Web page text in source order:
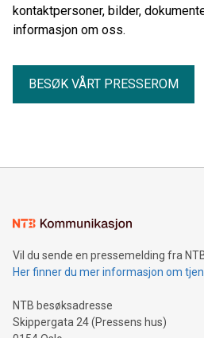
kontaktpersoner, bilder,
informasjon om oss.
BESØK VÅRT PRESSEROM
Vil du sende en pressemelding fra
Her finner du mer informasjon om
NTB besøksadresse
Skippergata 24 (Pressens hus)